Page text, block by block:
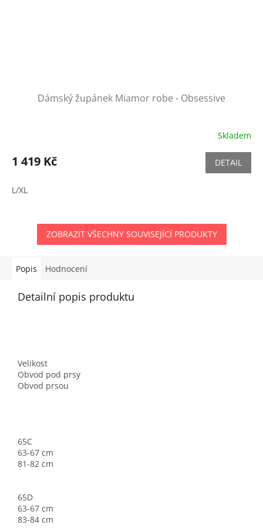
Dámský župánek Miamor robe - Obsessive
Skladem
1 419 Kč DETAIL
L/XL
ZOBRAZIT VŠECHNY SOUVISEJÍCÍ PRODUKTY
Popis Hodnocení
Detailní popis produktu
Velikost
Obvod pod prsy
Obvod prsou
65C
63-67 cm
81-82 cm
65D
63-67 cm
83-84 cm